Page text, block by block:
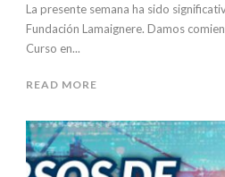
La presente semana ha sido
Fundación Lamaignere. Damos
Curso en...
READ MORE